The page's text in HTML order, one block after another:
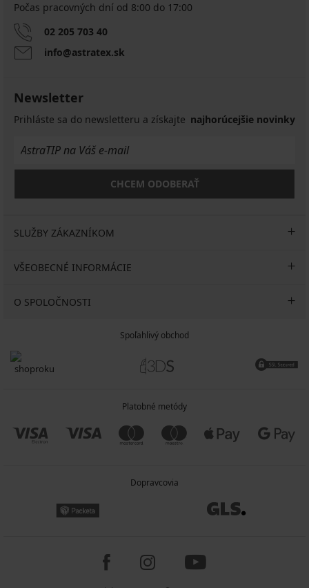
Počas pracovných dní od 8:00 do 17:00
02 205 703 40
info@astratex.sk
Newsletter
Prihláste sa do newsletteru a získajte najhorúcejšie novinky
CHCEM ODOBERAŤ
SLUŽBY ZÁKAZNÍKOM
VŠEOBECNÉ INFORMÁCIE
O SPOLOČNOSTI
Spoľahlivý obchod
Platobné metódy
Dopravcovia